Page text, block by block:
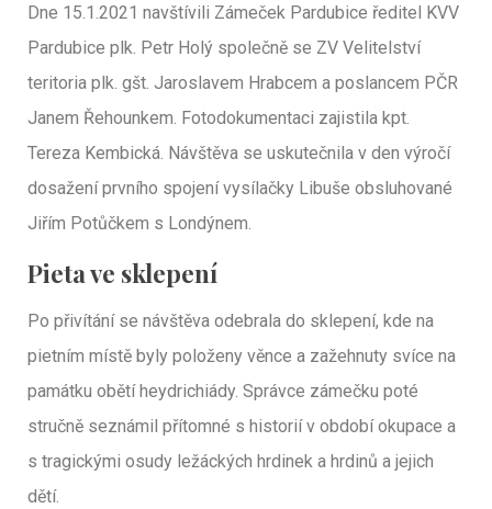
Dne 15.1.2021 navštívili Zámeček Pardubice ředitel KVV
Pardubice plk. Petr Holý společně se ZV Velitelství
teritoria plk. gšt. Jaroslavem Hrabcem a poslancem PČR
Janem Řehounkem. Fotodokumentaci zajistila kpt.
Tereza Kembická. Návštěva se uskutečnila v den výročí
dosažení prvního spojení vysílačky Libuše obsluhované
Jiřím Potůčkem s Londýnem.
Pieta ve sklepení
Po přivítání se návštěva odebrala do sklepení, kde na
pietním místě byly položeny věnce a zažehnuty svíce na
památku obětí heydrichiády. Správce zámečku poté
stručně seznámil přítomné s historií v období okupace a
s tragickými osudy ležáckých hrdinek a hrdinů a jejich
dětí.